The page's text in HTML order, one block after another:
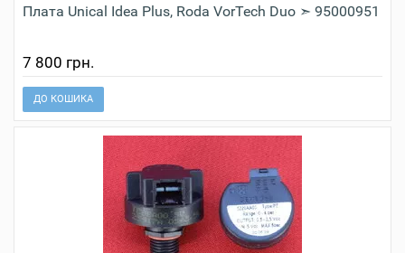
Плата Unical Idea Plus, Roda VorTech Duo ➣ 95000951
7 800 грн.
ДО КОШИКА